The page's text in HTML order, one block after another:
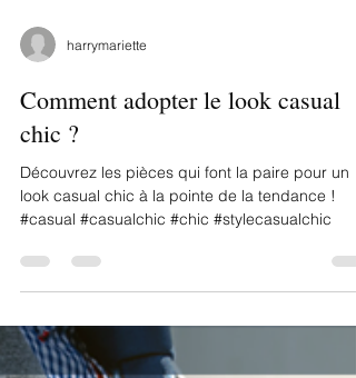
harrymariette
Comment adopter le look casual
chic ?
Découvrez les pièces qui font la paire pour un
#casual #casualchic #chic #stylecasualchic